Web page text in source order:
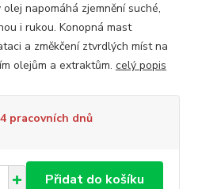
napomáhá zjemnění suché,
i rukou. Konopná mast
a změkčení ztvrdlých míst na
olejům a extraktům. celý popis
pracovních dnů
Přidat do košíku